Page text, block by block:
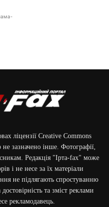
ліцензії Creative Commons
зазначено інше. Фотографії,
Редакція "Ірта-fax" може
і не несе за їх матеріали
не підлягають спростуванню
та зміст реклами
рекламодавець.